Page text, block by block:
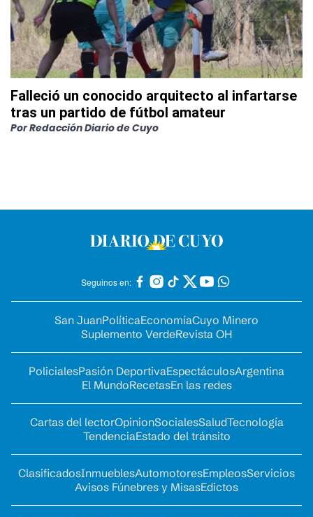
Falleció un conocido arquitecto al infartarse
tras un partido de fútbol amateur
PorRedacción Diario de Cuyo
Seguinos en:
San JuanPolíticaEconomíaCuyo Minero
Suplemento VerdeRevista OH
PolicialesPasión DeportivaEspectáculosArgentina
El MundoRecetasEn las redes
Cartas del lectorOpinionSocialesSaludTecnología
TendenciaEstado del tránsito
ClasificadosInmueblesAutomotoresEmpleosServicios
Avisos Fúnebres y MisasEdictos